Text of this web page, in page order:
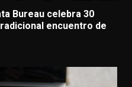
Bureau celebra 30
encuentro de